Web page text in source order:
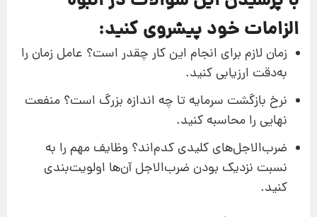
الزامات خود پیشروی کنید:
زمان لازم برای انجام این کار چقدر است؟ عامل زمان را
به‌دقت ارزیابی کنید.
نرخ بازگشت سرمایه تا چه اندازه بزرگ است؟ منفعت
نهایی را محاسبه کنید.
ضرب‌الاجل‌های کلیدی کدم‌اند؟ وظایف مهم را به
نسبت نزدیک بودن ضرب‌الاجل آن‌ها اولویت‌بندی
کنید.